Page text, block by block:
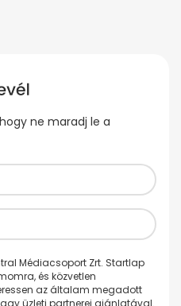
ne maradj le a
Médiacsoport Zrt. Startlap
és közvetlen
az általam megadott
üzleti partnerei ajánlatával.